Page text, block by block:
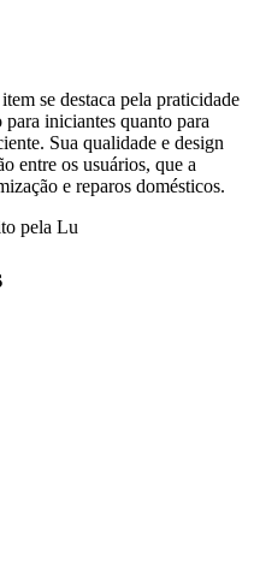
se destaca pela praticidade
iniciantes quanto para
Sua qualidade e design
entre os usuários, que a
e reparos domésticos.
pela Lu